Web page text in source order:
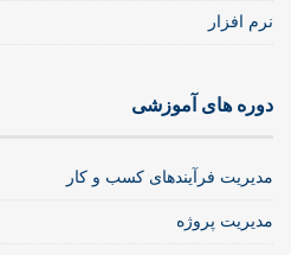
نرم افزار
دوره های آموزشی
مدیریت فرآیندهای کسب و کار
مدیریت پروژه